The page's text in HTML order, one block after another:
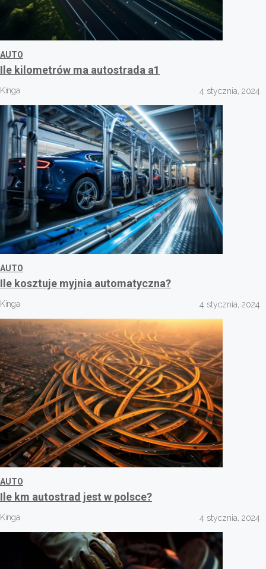
AUTO
Ile kilometrów ma autostrada a1
Kinga 4 stycznia, 2024
AUTO
Ile kosztuje myjnia automatyczna?
Kinga 4 stycznia, 2024
AUTO
Ile km autostrad jest w polsce?
Kinga 4 stycznia, 2024